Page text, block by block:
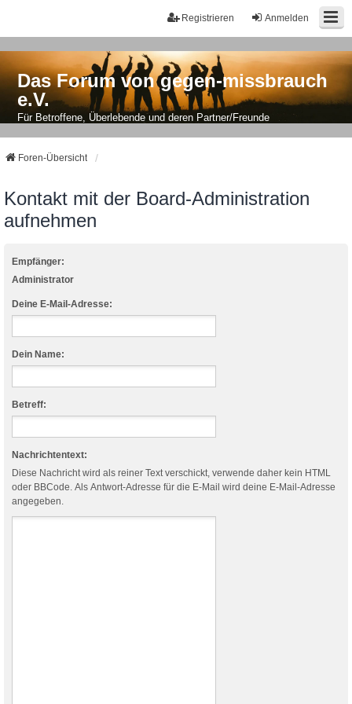
Anmelden
Registrieren
Das Forum von gegen-missbrauch
e.V.
Für Betroffene, Überlebende und deren Partner/Freunde
Foren-Übersicht
Kontakt mit der Board-Administration
aufnehmen
Empfänger:
Administrator
Deine E-Mail-Adresse:
Dein Name:
Betreff:
Nachrichtentext:
Diese Nachricht wird als reiner Text verschickt, verwende daher kein HTML
oder BBCode. Als Antwort-Adresse für die E-Mail wird deine E-Mail-Adresse
angegeben.